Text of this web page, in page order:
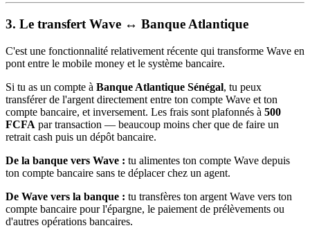
3. Le transfert Wave ↔ Banque Atlantique
C'est une fonctionnalité relativement récente qui transforme Wave en
pont entre le mobile money et le système bancaire.
Si tu as un compte à Banque Atlantique Sénégal, tu peux
transférer de l'argent directement entre ton compte Wave et ton
compte bancaire, et inversement. Les frais sont plafonnés à 500
FCFA par transaction — beaucoup moins cher que de faire un
retrait cash puis un dépôt bancaire.
De la banque vers Wave : tu alimentes ton compte Wave depuis
ton compte bancaire sans te déplacer chez un agent.
De Wave vers la banque : tu transfères ton argent Wave vers ton
compte bancaire pour l'épargne, le paiement de prélèvements ou
d'autres opérations bancaires.